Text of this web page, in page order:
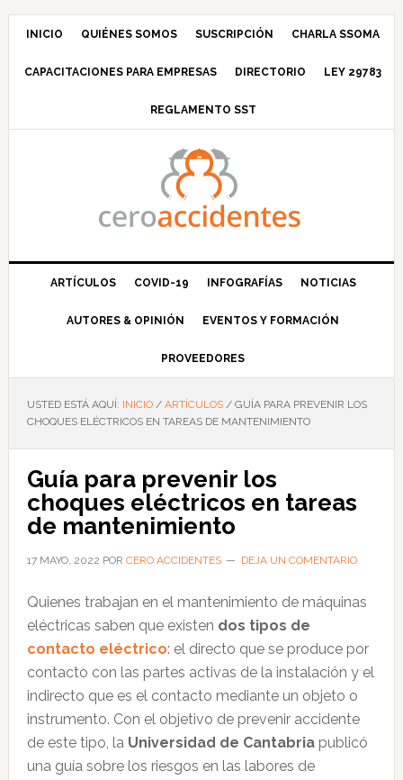
Saltar
navegación
Saltar
principal
Saltar
barra
principal
Saltar
INICIO QUIÉNES SOMOS SUSCRIPCIÓN CHARLA SSOMA
CAPACITACIONES PARA EMPRESAS DIRECTORIO LEY 29783
REGLAMENTO SST
ARTÍCULOS COVID-19 INFOGRAFÍAS NOTICIAS
AUTORES & OPINIÓN EVENTOS Y FORMACIÓN
PROVEEDORES
USTED ESTÁ AQUÍ: INICIO / ARTÍCULOS /GUÍA PARA PREVENIR LOS
CHOQUES ELÉCTRICOS EN TAREAS DE MANTENIMIENTO
Guía para prevenir los
choques eléctricos en tareas
de mantenimiento
17 MAYO, 2022 POR CERO ACCIDENTES DEJA UN COMENTARIO
Quienes trabajan en el mantenimiento de máquinas
eléctricas saben que existen dos tipos de
contacto eléctrico: el directo que se produce por
contacto con las partes activas de la instalación y el
indirecto que es el contacto mediante un objeto o
instrumento. Con el objetivo de prevenir accidente
de este tipo, la Universidad de Cantabriapublicó
una guía sobre los riesgos en las labores de